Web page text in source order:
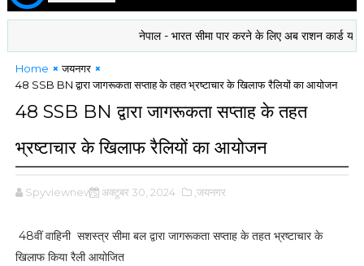
नेपाल - भारत सीमा पार करने के लिए अब राशन कार्ड या बैंकिंग
Home
जयनगर
48 SSB BN द्वारा जागरूकता सप्ताह के तहत भ्रष्टाचार के खिलाफ रैलियों का आयोजन
48 SSB BN द्वारा जागरूकता सप्ताह के तहत
भ्रष्टाचार के खिलाफ रैलियों का आयोजन
Spyviewnews अक्टूबर 30, 2024 ,जयनगर
48वीं वाहिनी सशस्त्र सीमा बल द्वारा जागरूकता सप्ताह के तहत भ्रष्टाचार के
खिलाफ किया रैली आयोजित